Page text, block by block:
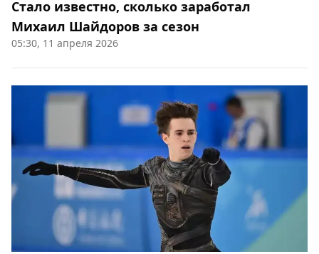
Стало известно, сколько заработал
Михаил Шайдоров за сезон
05:30, 11 апреля 2026